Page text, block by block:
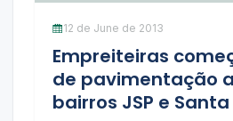
12 de June de 2013
Empreiteiras
de pavimentação
bairros JSP e Santa